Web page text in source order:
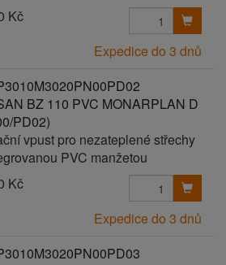
Kč
Expedice do 3 dnů
BZ 110 PVC MONARPLAN D
PD02)
vpust pro nezateplené střechy
PVC manžetou
Kč
Expedice do 3 dnů